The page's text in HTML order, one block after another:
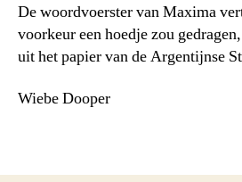
De woordvoerster van Maxima
voorkeur een hoedje zou
uit het papier van de Argentijnse
Wiebe Dooper